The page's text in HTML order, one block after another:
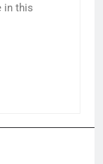
in this